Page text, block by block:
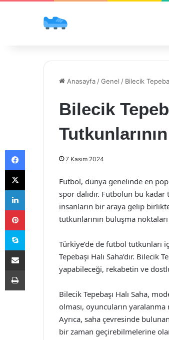
Anasayfa /Genel / Bilecik
Bilecik
7 Kasım 2024
Futbol, dünya genelinde en
spor dalıdır. Futbolun bu
insanların bir araya gelip
tutkunlarının buluşma
Türkiye’de de futbol tutkunları
Tepebaşı Halı Saha’dır.
yapabileceği, rekabetin ve
Bilecik Tepebaşı Halı Saha,
olması, oyuncuların
Ayrıca, saha çevresinde
bir zaman geçirebilmelerine
Facebook
X
LinkedIn
Pinterest
Skype
E-Posta ile paylaş